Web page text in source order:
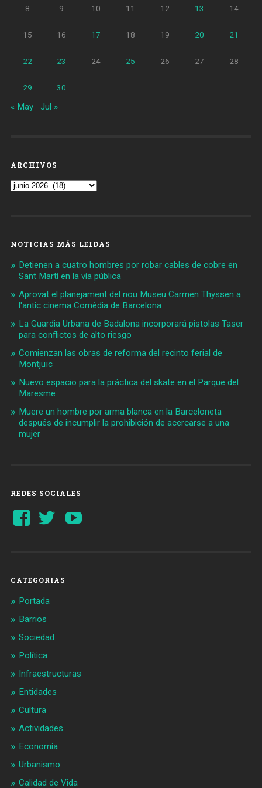
8 9 10 11 12 13 14
15 16 17 18 19 20 21
22 23 24 25 26 27 28
29 30
« May Jul »
ARCHIVOS
Archivos
NOTICIAS MÁS LEIDAS
Detienen a cuatro hombres por robar cables de cobre en
Sant Martí en la vía pública
Aprovat el planejament del nou Museu Carmen Thyssen a
l'antic cinema Comèdia de Barcelona
La Guardia Urbana de Badalona incorporará pistolas Taser
para conflictos de alto riesgo
Comienzan las obras de reforma del recinto ferial de
Montjuïc
Nuevo espacio para la práctica del skate en el Parque del
Maresme
Muere un hombre por arma blanca en la Barceloneta
después de incumplir la prohibición de acercarse a una
mujer
REDES SOCIALES
Ver
perfil
Ver
perfil
CATEGORIAS
Portada
Barrios
Sociedad
Política
Infraestructuras
Entidades
Cultura
Actividades
Economía
Urbanismo
Calidad de Vida